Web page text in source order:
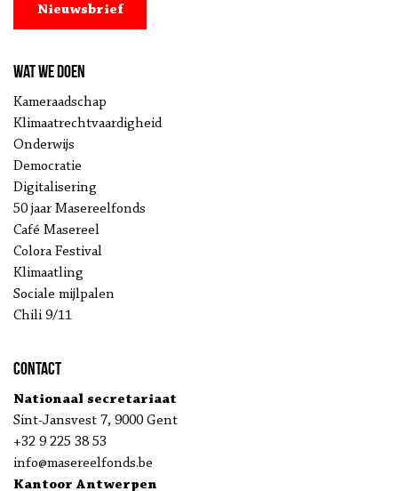
Nieuwsbrief
Wat we doen
Kameraadschap
Klimaatrechtvaardigheid
Onderwijs
Democratie
Digitalisering
50 jaar Masereelfonds
Café Masereel
Colora Festival
Klimaatling
Sociale mijlpalen
Chili 9/11
Contact
Nationaal secretariaat
Sint-Jansvest 7, 9000 Gent
+32 9 225 38 53
info@masereelfonds.be
Kantoor Antwerpen